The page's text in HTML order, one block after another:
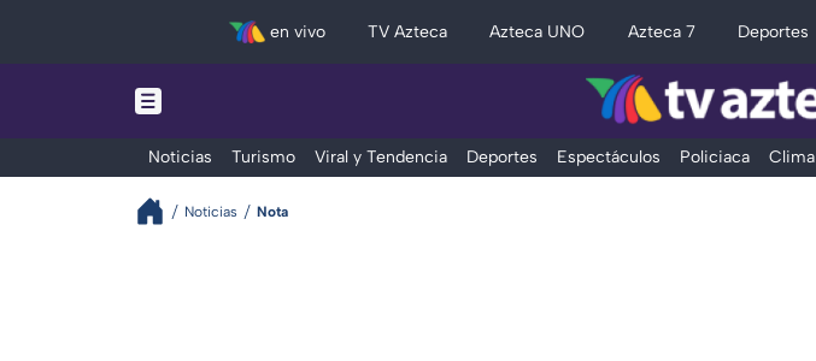
en vivo TV Azteca Azteca UNO Azteca 7 Deportes
Noticias Turismo Viral y Tendencia Deportes Espectáculos Policiaca Clima
Noticias Nota